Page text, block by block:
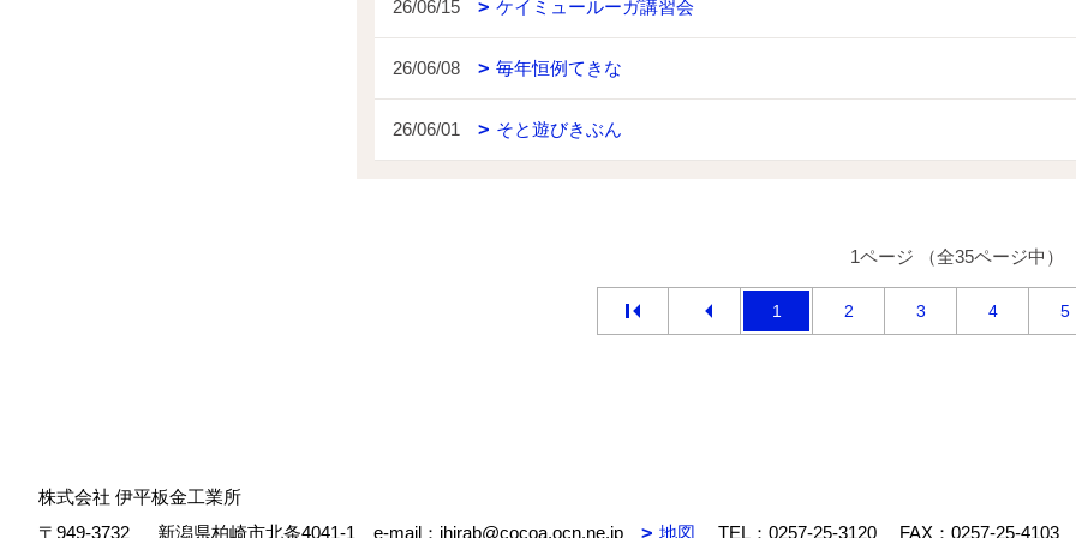
26/06/15 ケイミュールーガ講習会
26/06/08 毎年恒例てきな
26/06/01 そと遊びきぶん
1ページ （全35ページ中）
1 2 3 4 5
株式会社 伊平板金工業所
〒949-3732
新潟県柏崎市北条4041-1 e-mail：ihirab@cocoa.ocn.ne.jp 地図 TEL： 0257-25-3120 FAX：0257-25-4103